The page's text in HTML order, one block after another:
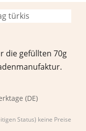
die gefüllten 70g
(DE)
Status) keine Preise